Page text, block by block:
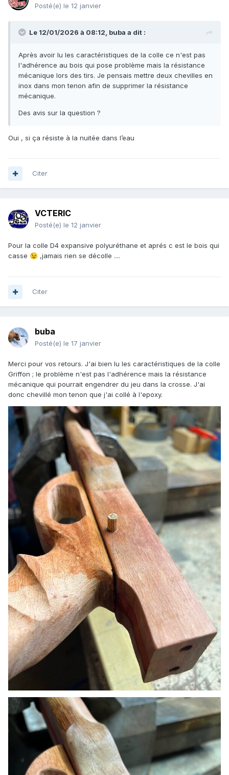
Posté(e) le 12 janvier
Le 12/01/2026 à 08:12, buba a dit :
Après avoir lu les caractéristiques de la colle ce n'est pas
l'adhérence au bois qui pose problème mais la résistance
mécanique lors des tirs. Je pensais mettre deux chevilles en
inox dans mon tenon afin de supprimer la résistance
mécanique.
Des avis sur la question ?
Oui , si ça résiste à la nuitée dans l’eau
Citer
VCTERIC
Posté(e) le 12 janvier
Pour la colle D4 expansive polyuréthane et aprés c est le bois qui
casse 😉 ,jamais rien se décolle ....
Citer
buba
Posté(e) le 17 janvier
Merci pour vos retours. J'ai bien lu les caractéristiques de la colle
Griffon ; le problème n'est pas l'adhérence mais la résistance
mécanique qui pourrait engendrer du jeu dans la crosse. J'ai
donc chevillé mon tenon que j'ai collé à l'epoxy.